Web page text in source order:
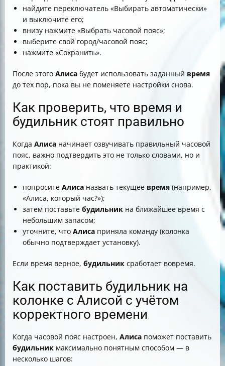
найдите переключатель «Выбирать автоматически»
и выключите его;
внизу нажмите «Выбрать часовой пояс»;
выберите свой город/часовой пояс;
нажмите «Сохранить».
После этого Алиса будет использовать заданный время
до тех пор, пока вы не поменяете настройки снова.
Как проверить, что время и
будильник стоят правильно
Когда Алиса начинает озвучивать правильный часовой
пояс, важно подтвердить это не только словами, но и
практикой:
попросите Алиса назвать текущее время (например,
«Алиса, который час?»);
затем поставьте будильник на ближайшее время с
небольшим запасом;
уточните, что Алиса приняла команду (колонка
обычно подтверждает установку).
Если время верное, будильник сработает вовремя.
Как поставить будильник на
колонке с Алисой с учётом
корректного времени
Когда часовой пояс настроен, Алиса поможет поставить
будильник максимально понятным способом — в
несколько шагов: